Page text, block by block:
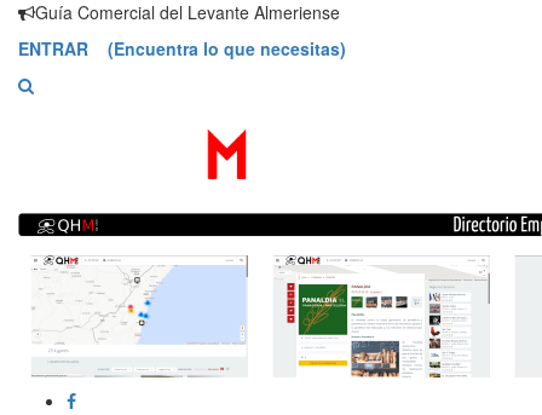
SaltarGuía Comercial del Levante Almeriense
ENTRAR (Encuentra lo que necesitas)